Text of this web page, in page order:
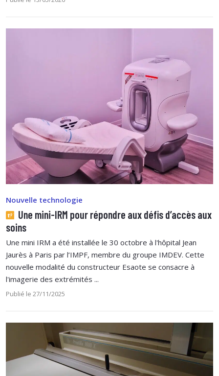
Nouvelle technologie
Une mini-IRM pour répondre aux défis d’accès aux
soins
Une mini IRM a été installée le 30 octobre à l'hôpital Jean
Jaurès à Paris par l’IMPF, membre du groupe IMDEV. Cette
nouvelle modalité du constructeur Esaote se consacre à
l'imagerie des extrémités ...
Publié le 27/11/2025